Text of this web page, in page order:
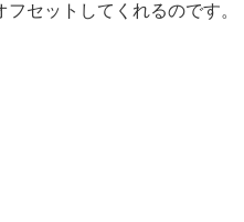
セットしてくれるのです。